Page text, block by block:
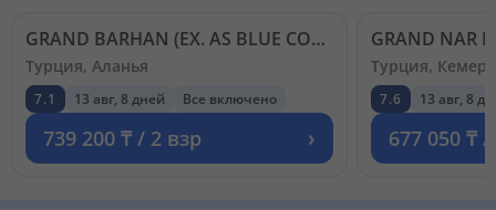
GRAND BARHAN (EX. AS BLUE COAST; GRAND BAYAR BEACH) 4*
Турция, Аланья
7.1 13 авг, 8 дней Все включено
739 200 ₸ / 2 взр ›
GRAND NAR
Турция, Кемер
7.6 13 авг, 8
677 050 ₸